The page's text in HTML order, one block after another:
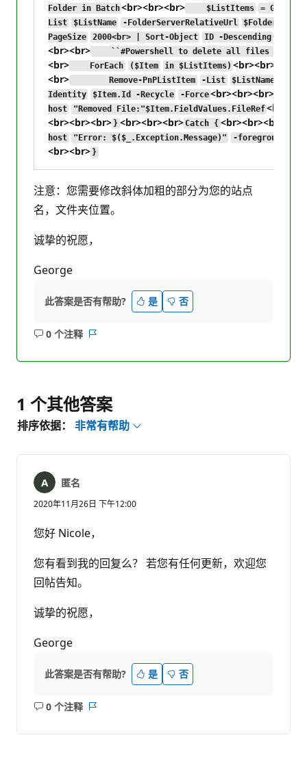
Folder in Batch<br><br><br> $ListItems
= Get-
List
$ListName -FolderServerRelativeUrl
PageSize
2000<br> | Sort-Object ID -Descending
<br><br>
``#Powershell to delete all files from
<br> ForEach ($Item in $ListItems) <br><br><br>
<br> Remove-PnPListItem -List $ListName
Identity
$Item.Id -Recycle -Force<br><br><br>
host
"Removed File:"$Item.FieldValues.FileRef
<br><br><br> }<br><br><br> Catch { <br><br><br>
host
"Error: $($_.Exception.Message)" -
<br><br> }
注意：您需要修改斜体加粗的部分为您的站点
名，文件夹位置。
诚挚的祝愿，
George
此答案是否有帮助? 是 否
0 个注释
无
1 个其他答案
排序依据： 非常有帮助
匿名
2020年11月26日 下午12:00
您好 Nicole，
您有看到我的回复么？ 若您有任何更新，欢迎您
回帖告知。
诚挚的祝愿，
George
此答案是否有帮助? 是 否
0 个注释
无